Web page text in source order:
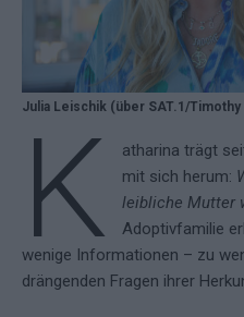
Julia Leischik (über SAT.1/Timothy
K
atharina trägt
mit sich herum:
leibliche Mutter
Adoptivfamilie
wenige Informationen – zu
drängenden Fragen ihrer